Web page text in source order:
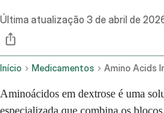
Última atualização 3 de abril de
Início Medicamentos
Aminoácidos em dextrose é uma